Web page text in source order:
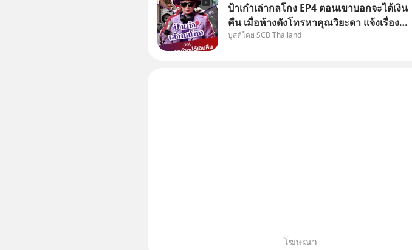
ป้าเก๋าเล่ากลโกง EP4 ตอนเขาบอกจะได้เงิน
คืน เมื่อห้างดังโทรหาคุณวิยะดา แจ้งเรื่อง
เคลมสินค้าแล้วบอกว่าจะคืนเงิน คุณวิยะดาจะ
บูสต์โดย SCB Thailand
โฆษณา